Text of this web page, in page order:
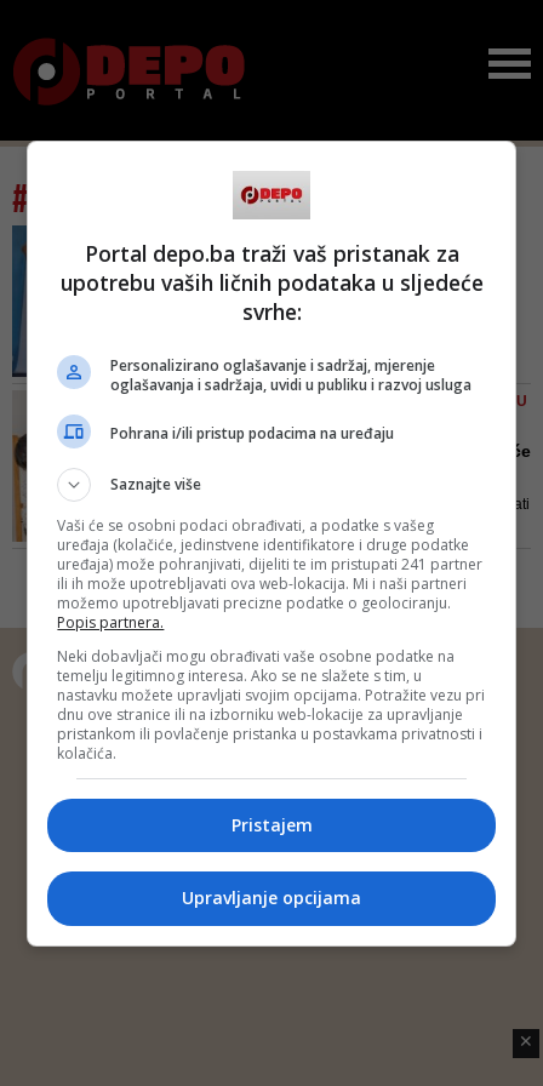
#tag: tjelesni odgoj
Novi fitness centar u
Sarajevu, Lejla Šebić
fitness centra Marijana Podrug
Arapović i ja krenule smo u ovu
FOTO/ PROMJENE U VREMENU
KORONE
Učenici bh. škola odsad će
Ono što će ih zabavljati i motivirati
je virtualni svijet u kojem će se
susretati i natjecati s učenicima iz
svog razreda i škole, ali i ostalih
škola iz države
Copyright © 2014 Depo Portal
Impressum
Kontakt Marketing
Privatnost korisnika
✕
Portal depo.ba traži vaš pristanak za
upotrebu vaših ličnih podataka u sljedeće
svrhe:
Personalizirano oglašavanje i sadržaj, mjerenje
oglašavanja i sadržaja, uvidi u publiku i razvoj usluga
Pohrana i/ili pristup podacima na uređaju
Saznajte više
Vaši će se osobni podaci obrađivati, a podatke s vašeg
uređaja (kolačiće, jedinstvene identifikatore i druge podatke
uređaja) može pohranjivati, dijeliti te im pristupati 241 partner
ili ih može upotrebljavati ova web-lokacija. Mi i naši partneri
možemo upotrebljavati precizne podatke o geolociranju.
Popis partnera.
Neki dobavljači mogu obrađivati vaše osobne podatke na
temelju legitimnog interesa. Ako se ne slažete s tim, u
nastavku možete upravljati svojim opcijama. Potražite vezu pri
dnu ove stranice ili na izborniku web-lokacije za upravljanje
pristankom ili povlačenje pristanka u postavkama privatnosti i
kolačića.
Pristajem
Upravljanje opcijama